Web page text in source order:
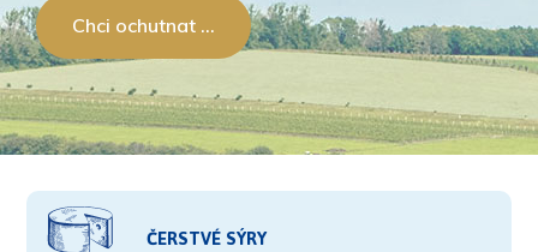
Chci ochutnat ...
ČERSTVÉ SÝRY